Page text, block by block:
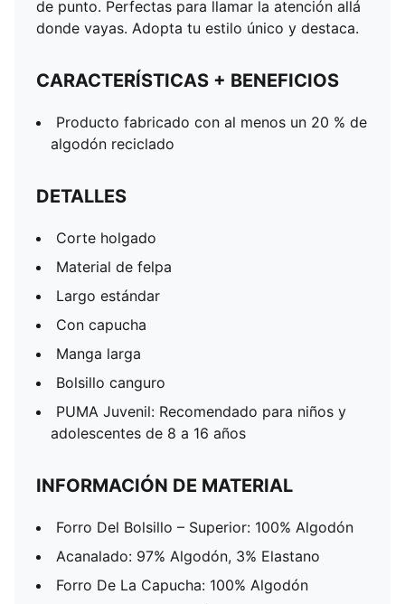
de punto. Perfectas para llamar la atención allá
donde vayas. Adopta tu estilo único y destaca.
CARACTERÍSTICAS + BENEFICIOS
Producto fabricado con al menos un 20 % de
algodón reciclado
DETALLES
Corte holgado
Material de felpa
Largo estándar
Con capucha
Manga larga
Bolsillo canguro
PUMA Juvenil: Recomendado para niños y
adolescentes de 8 a 16 años
INFORMACIÓN DE MATERIAL
Forro Del Bolsillo – Superior: 100% Algodón
Acanalado: 97% Algodón, 3% Elastano
Forro De La Capucha: 100% Algodón